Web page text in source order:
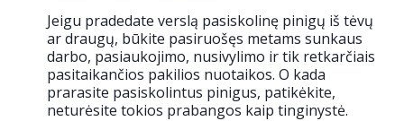
Jeigu pradedate verslą pasiskolinę pinigų iš tėvų
ar draugų, būkite pasiruošęs metams sunkaus
darbo, pasiaukojimo, nusivylimo ir tik retkarčiais
pasitaikančios pakilios nuotaikos. O kada
prarasite pasiskolintus pinigus, patikėkite,
neturėsite tokios prabangos kaip tinginystė.